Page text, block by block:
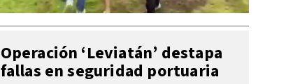
Operación ‘Leviatán’ destapa
fallas en seguridad portuaria